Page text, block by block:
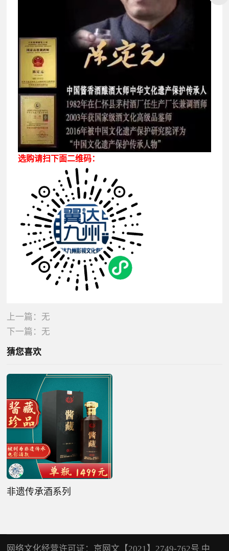
选购请扫下面二维码：
上一篇：无
下一篇：无
猜您喜欢
非遗传承酒系列
网络文化经营许可证：京网文【2021】2749-762号 中